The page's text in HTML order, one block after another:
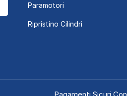
Paramotori
Ripristino Cilindri